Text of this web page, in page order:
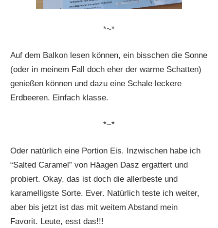
*~*
Auf dem Balkon lesen können, ein bisschen die Sonne
(oder in meinem Fall doch eher der warme Schatten)
genießen können und dazu eine Schale leckere
Erdbeeren. Einfach klasse.
*~*
Oder natürlich eine Portion Eis. Inzwischen habe ich
“Salted Caramel” von Häagen Dasz ergattert und
probiert. Okay, das ist doch die allerbeste und
karamelligste Sorte. Ever. Natürlich teste ich weiter,
aber bis jetzt ist das mit weitem Abstand mein
Favorit. Leute, esst das!!!